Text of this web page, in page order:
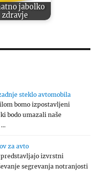
jabolko
zdravje
steklo avtomobila
bomo izpostavljeni
bodo umazali naše
…
za avto
predstavljajo izvrstni
segrevanja notranjosti